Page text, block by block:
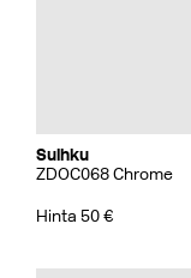
Suihku
ZDOC068 Chrome
Hinta 50 €